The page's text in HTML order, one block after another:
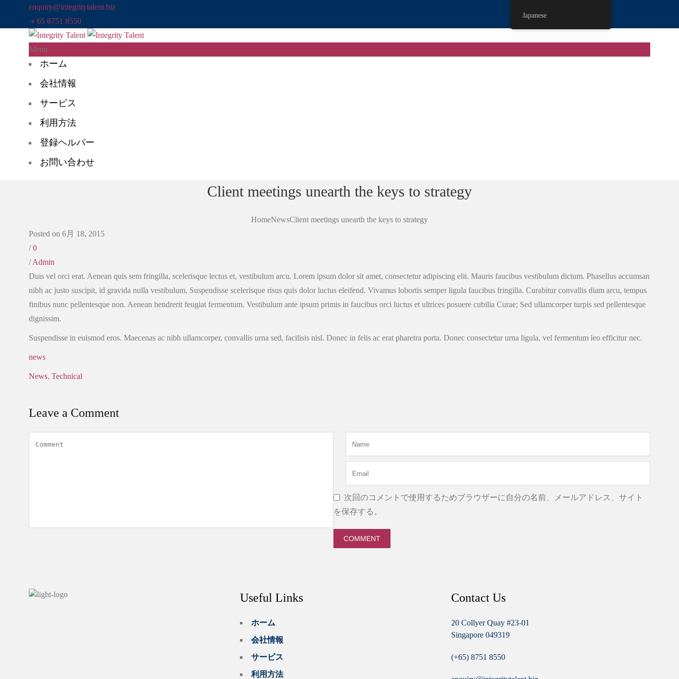
enquiry@integritytalent.biz
＋65 8751 8550
Menu
ホーム
会社情報
サービス
利用方法
登録ヘルパー
お問い合わせ
Client meetings unearth the keys to strategy
HomeNewsClient meetings unearth the keys to strategy
Posted on 6月 18, 2015
/0
/Admin
Duis vel orci erat. Aenean quis sem fringilla, scelerisque lectus et, vestibulum arcu. Lorem ipsum dolor sit amet, consectetur adipiscing elit. Mauris faucibus vestibulum dictum. Phasellus accumsan
nibh ac justo suscipit, id gravida nulla vestibulum. Suspendisse scelerisque risus quis dolor luctus eleifend. Vivamus lobortis semper ligula faucibus fringilla. Curabitur convallis diam arcu, tempus
finibus nunc pellentesque non. Aenean hendrerit feugiat fermentum. Vestibulum ante ipsum primis in faucibus orci luctus et ultrices posuere cubilia Curae; Sed ullamcorper turpis sed pellentesque
dignissim.
Suspendisse in euismod eros. Maecenas ac nibh ullamcorper, convallis urna sed, facilisis nisl. Donec in felis ac erat pharetra porta. Donec consectetur urna ligula, vel fermentum leo efficitur nec.
news
News, Technical
Leave a Comment
次回のコメントで使用するためブラウザーに自分の名前、メールアドレス、サイト
を保存する。
Useful Links
ホーム
会社情報
サービス
利用方法
Contact Us
20 Collyer Quay #23-01
Singapore 049319
(+65) 8751 8550
Japanese